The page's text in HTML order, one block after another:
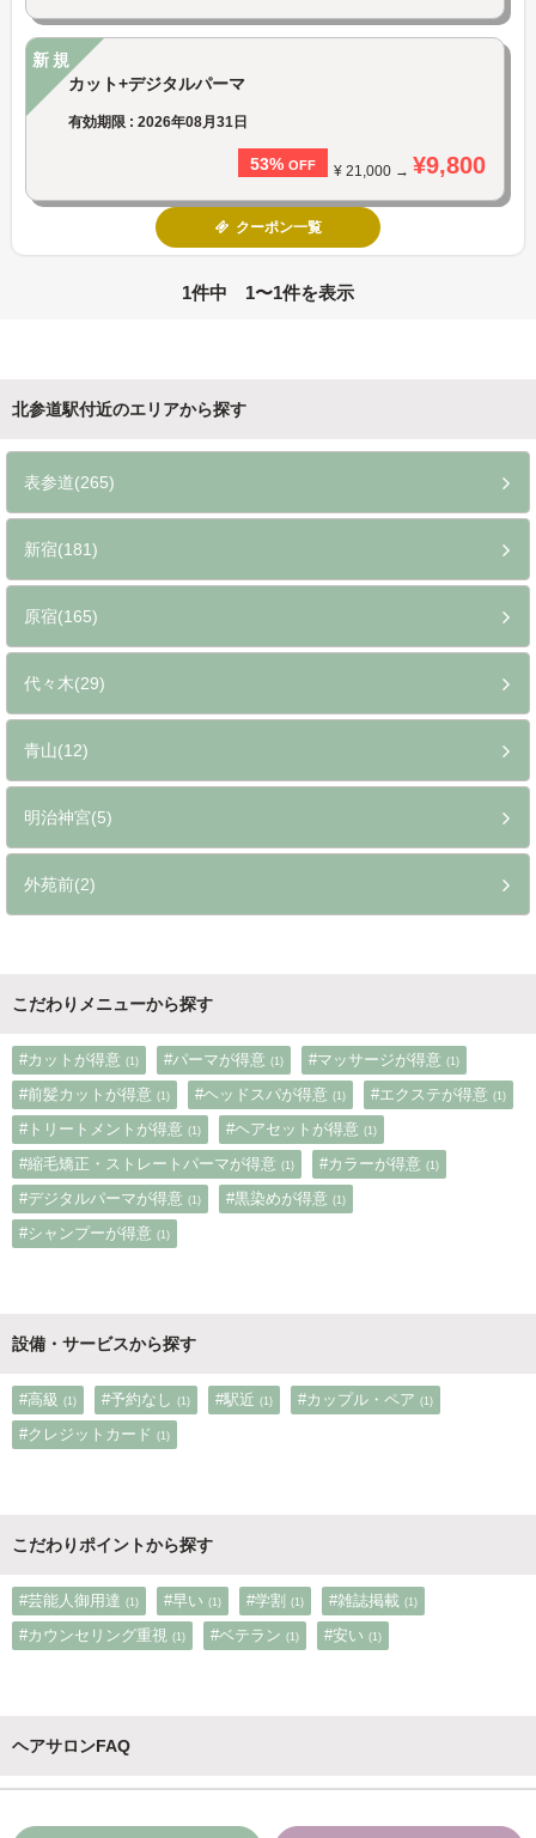
新規
カット+デジタルパーマ
有効期限 : 2026年08月31日
53% OFF ¥ 21,000 → ¥9,800
クーポン一覧
1件中 1〜1件を表示
北参道駅付近のエリアから探す
表参道(265)
新宿(181)
原宿(165)
代々木(29)
青山(12)
明治神宮(5)
外苑前(2)
こだわりメニューから探す
#カットが得意 (1) #パーマが得意 (1) #マッサージが得意 (1)
#前髪カットが得意 (1) #ヘッドスパが得意 (1) #エクステが得意 (1)
#トリートメントが得意 (1) #ヘアセットが得意 (1)
#縮毛矯正・ストレートパーマが得意 (1) #カラーが得意 (1)
#デジタルパーマが得意 (1) #黒染めが得意 (1)
#シャンプーが得意 (1)
設備・サービスから探す
#高級 (1) #予約なし (1) #駅近 (1) #カップル・ペア (1)
#クレジットカード (1)
こだわりポイントから探す
#芸能人御用達 (1) #早い (1) #学割 (1) #雑誌掲載 (1)
#カウンセリング重視 (1) #ベテラン (1) #安い (1)
ヘアサロンFAQ